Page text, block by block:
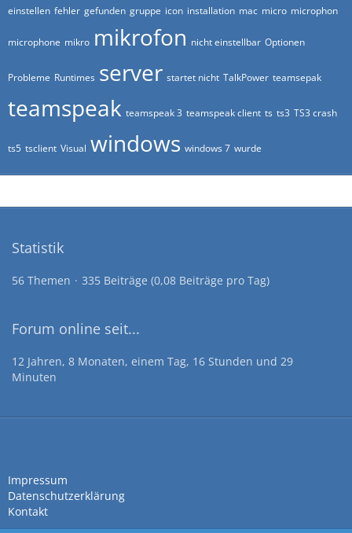
einstellen fehler gefunden gruppe icon installation mac micro microphon
microphone mikro mikrofon nicht einstellbar Optionen
Probleme Runtimes server startet nicht TalkPower teamsepak
teamspeak teamspeak 3 teamspeak client ts ts3 TS3 crash
ts5 tsclient Visual windows windows 7 wurde
Statistik
56 Themen 335 Beiträge (0,08 Beiträge pro Tag)
Forum online seit...
12 Jahren, 8 Monaten, einem Tag, 16 Stunden und 29
Minuten
Impressum
Datenschutzerklärung
Kontakt